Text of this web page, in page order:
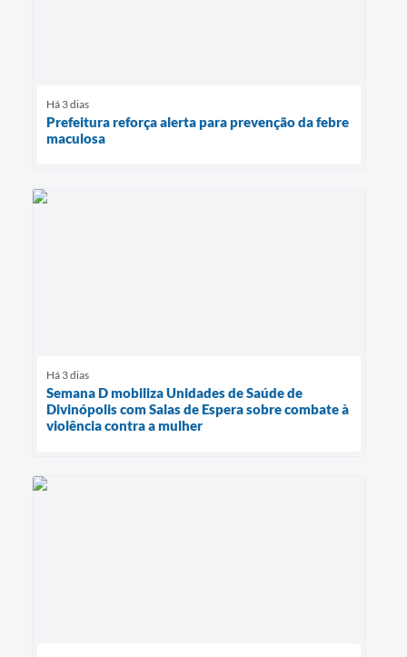
Há 3 dias
Prefeitura reforça alerta para prevenção da febre
maculosa
Há 3 dias
Semana D mobiliza Unidades de Saúde de
Divinópolis com Salas de Espera sobre combate à
violência contra a mulher